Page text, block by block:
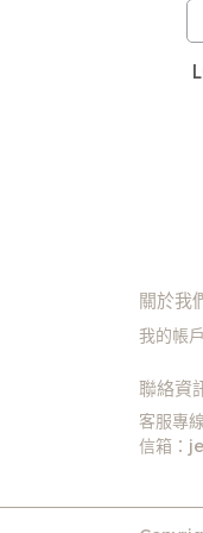
關於我
我的帳戶
聯絡資
客服專
信箱：